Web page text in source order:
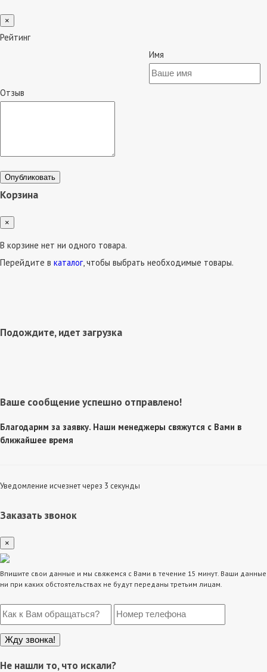
×
Рейтинг
Имя
Отзыв
Опубликовать
Корзина
×
В корзине нет ни одного товара.
Перейдите в каталог, чтобы выбрать необходимые товары.
Подождите, идет загрузка
Ваше сообщение успешно отправлено!
Благодарим за заявку. Наши менеджеры свяжутся с Вами в
ближайшее время
Уведомление исчезнет через 3 секунды
Заказать звонок
×
Впишите свои данные и мы свяжемся с Вами в течение 15 минут. Ваши данные
ни при каких обстоятельствах не будут переданы третьим лицам.
Не нашли то, что искали?